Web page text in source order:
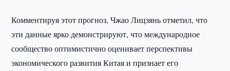
Комментируя этот прогноз, Чжао Лицзянь отметил, что
эти данные ярко демонстрируют, что международное
сообщество оптимистично оценивает перспективы
экономического развития Китая и признает его